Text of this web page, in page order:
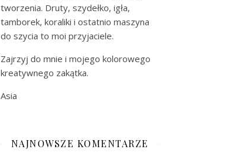
tworzenia. Druty, szydełko, igła,
tamborek, koraliki i ostatnio maszyna
do szycia to moi przyjaciele.
Zajrzyj do mnie i mojego kolorowego
kreatywnego zakątka.
Asia
NAJNOWSZE KOMENTARZE